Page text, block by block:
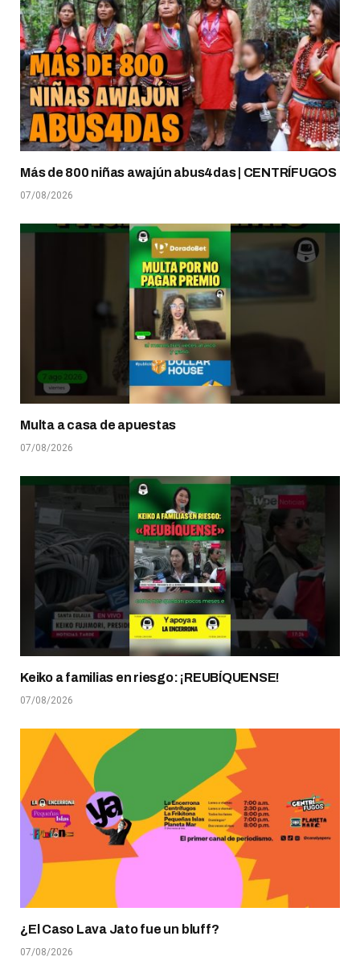
Más de 800 niñas awajún abus4das | CENTRÍFUGOS
07/08/2026
Multa a casa de apuestas
07/08/2026
Keiko a familias en riesgo: ¡REUBÍQUENSE!
07/08/2026
¿El Caso Lava Jato fue un bluff?
07/08/2026